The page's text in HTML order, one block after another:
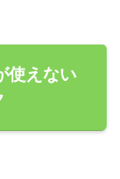
使えない